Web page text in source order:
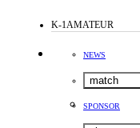
K-1AMATEUR
NEWS
match
SPONSOR